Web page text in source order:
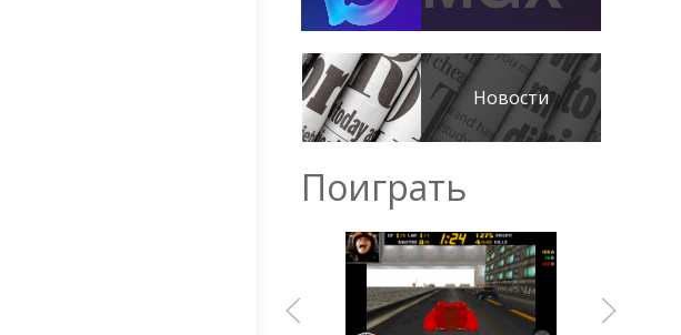
Новости
Поиграть